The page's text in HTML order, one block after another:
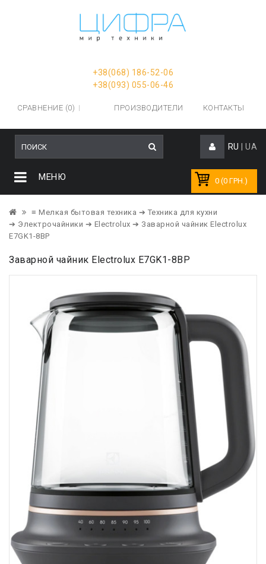
+38(068) 186-52-06
+38(093) 055-06-46
СРАВНЕНИЕ (0) ПРОИЗВОДИТЕЛИ КОНТАКТЫ
RU UA
0 (0 ГРН.)
МЕНЮ
≡ Мелкая бытовая техника ➔ Техника для кухни
➔ Электрочайники ➔ Electrolux ➔ Заварной чайник Electrolux
E7GK1-8BP
Заварной чайник Electrolux E7GK1-8BP